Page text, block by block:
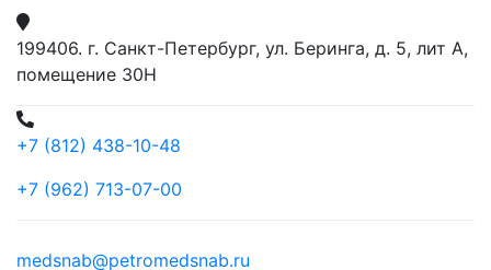
199406. г. Санкт-Петербург, ул. Беринга, д. 5, лит А,
помещение 30Н
+7 (812) 438-10-48
+7 (962) 713-07-00
medsnab@petromedsnab.ru